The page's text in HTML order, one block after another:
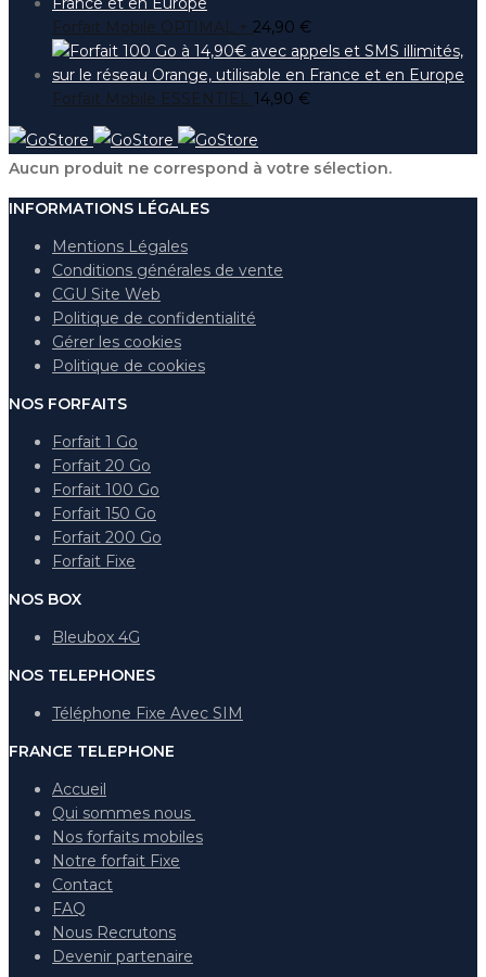
Forfait Mobile OPTIMAL + 24,90 €
Forfait Mobile ESSENTIEL 14,90 €
Aucun produit ne correspond à votre sélection.
INFORMATIONS LÉGALES
Mentions Légales
Conditions générales de vente
CGU Site Web
Politique de confidentialité
Gérer les cookies
Politique de cookies
NOS FORFAITS
Forfait 1 Go
Forfait 20 Go
Forfait 100 Go
Forfait 150 Go
Forfait 200 Go
Forfait Fixe
NOS BOX
Bleubox 4G
NOS TELEPHONES
Téléphone Fixe Avec SIM
FRANCE TELEPHONE
Accueil
Qui sommes nous
Nos forfaits mobiles
Notre forfait Fixe
Contact
FAQ
Nous Recrutons
Devenir partenaire